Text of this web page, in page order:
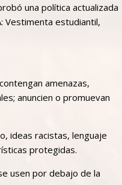
una política actualizada
Vestimenta estudiantil,
amenazas,
anuncien o promuevan
ideas racistas, lenguaje
protegidas.
usen por debajo de la